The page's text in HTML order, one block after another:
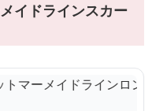
イドラインスカー